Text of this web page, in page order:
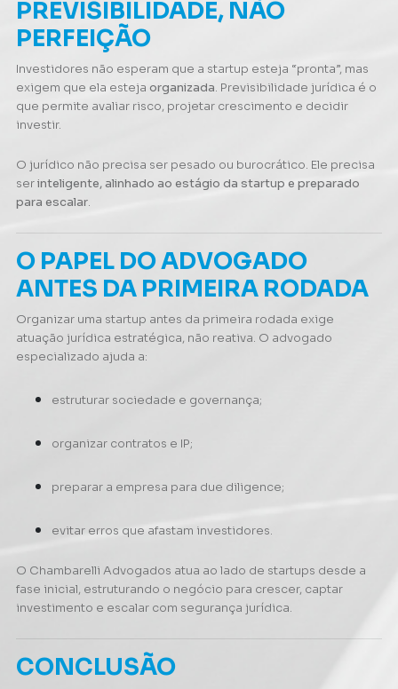
PREVISIBILIDADE, NÃO
PERFEIÇÃO
Investidores não esperam que a startup esteja “pronta”, mas
exigem que ela esteja organizada. Previsibilidade jurídica é o
que permite avaliar risco, projetar crescimento e decidir
investir.
O jurídico não precisa ser pesado ou burocrático. Ele precisa
serinteligente, alinhado ao estágio da startup e preparado
para escalar.
O PAPEL DO ADVOGADO
ANTES DA PRIMEIRA RODADA
Organizar uma startup antes da primeira rodada exige
atuação jurídica estratégica, não reativa. O advogado
especializado ajuda a:
estruturar sociedade e governança;
organizar contratos e IP;
preparar a empresa para due diligence;
evitar erros que afastam investidores.
O Chambarelli Advogados atua ao lado de startups desde a
fase inicial, estruturando o negócio para crescer, captar
investimento e escalar com segurança jurídica.
CONCLUSÃO